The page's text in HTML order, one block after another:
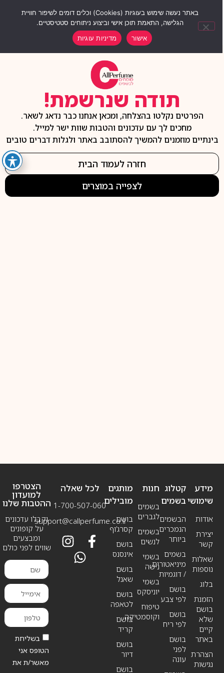
תודה שנרשמת!
הפרטים נקלטו בהצלחה, ומכאן אנחנו כבר נדאג לשאר.
מחכים לך עם עדכונים והטבות שוות ישר למייל.
בינתיים מוזמנים להמשיך להסתובב באתר ולגלות דברים טובים
חזרה לעמוד הבית
לצפייה במוצרים
מידע
שימושי
אודות
יצירת
קשר
שאלות
נוספות
בלוג
הזמנת
בושם
שלא
קיים
באתר
הצהרת
נגישות
חנות
בשמים
לגברים
בשמים
לנשים
בשמי
נישה
בשמי
יוניסקס
טיפוח
וקוסמטיקה
קטלוג
בשמים
הבשמים
הנמכרים
ביותר
בשמים
מיניאטורים
/ דוגמיות
בושם
לפי צבע
בושם
לפי ריח
בושם
לפני
עונה
מותגים
מובילים
בושם
קסרג’וף
בושם
אינסנס
בושם
שאנל
בושם
לטאפה
בושם
קריד
בושם
דיור
בושם
לכל שאלה
1-700-507-060
support@callperfume.co.il
הצטרפו
למועדון
ההטבות שלנו
וקבלו עדכונים
על קופונים
ומבצעים
שווים לפני כולם
בשליחת
הטופס אני
מאשר/ת את
באתר נעשה שימוש בעוגיות (Cookies) וכלים דומים לשיפור חוויית
הגלישה, התאמת תוכן אישי וביצוע ניתוחים סטטיסטיים.
אישור
מדיניות עוגיות